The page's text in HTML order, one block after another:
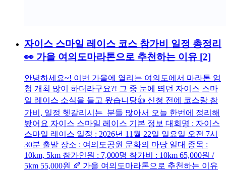
자이스 스마일 레이스 코스 참가비 일정 총정리
👀 가을 여의도마라톤으로 추천하는 이유 [2]
안녕하세요~! 이번 가을에 열리는 여의도에서 마라톤 엄
청 개최 많이 하더라구요?! 그 중 눈에 띄던 자이스 스마
일 레이스 소식을 들고 왔습니당👍 신청 전에 코스랑 참
가비, 일정 헷갈리시는 분들 많아서 오늘 한번에 정리해
봤어요 자이스 스마일 레이스 기본 정보 대회명 : 자이스
스마일 레이스 일정 : 2026년 11월 22일 일요일 오전 7시
30분 출발 장소 : 여의도공원 문화의 마당 일대 종목 :
10km, 5km 참가인원 : 7,000명 참가비 : 10km 65,000원 /
5km 55,000원 🍂 가을 여의도마라톤으로 추천하는 이유